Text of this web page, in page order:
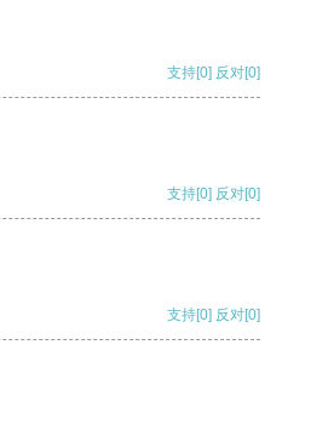
支持[0] 反对[0]
支持[0] 反对[0]
支持[0] 反对[0]